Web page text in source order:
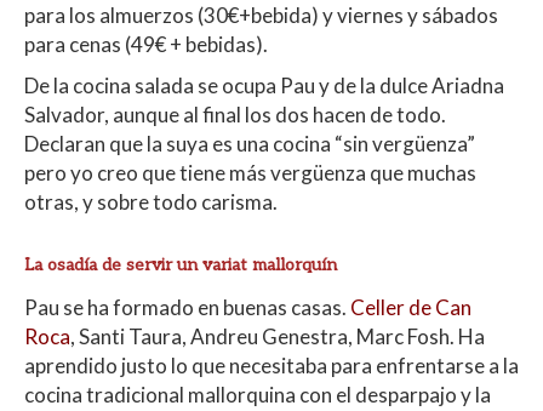
para los almuerzos (30€+bebida) y viernes y sábados
para cenas (49€ + bebidas).
De la cocina salada se ocupa Pau y de la dulce Ariadna
Salvador, aunque al final los dos hacen de todo.
Declaran que la suya es una cocina “sin vergüenza”
pero yo creo que tiene más vergüenza que muchas
otras, y sobre todo carisma.
La osadía de servir un variat mallorquín
Pau se ha formado en buenas casas. Celler de Can
Roca, Santi Taura, Andreu Genestra, Marc Fosh. Ha
aprendido justo lo que necesitaba para enfrentarse a la
cocina tradicional mallorquina con el desparpajo y la